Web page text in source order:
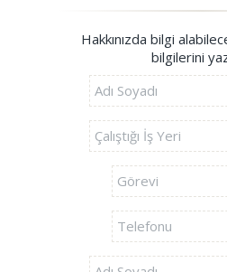
Hakkınızda bilgi
bilgilerini